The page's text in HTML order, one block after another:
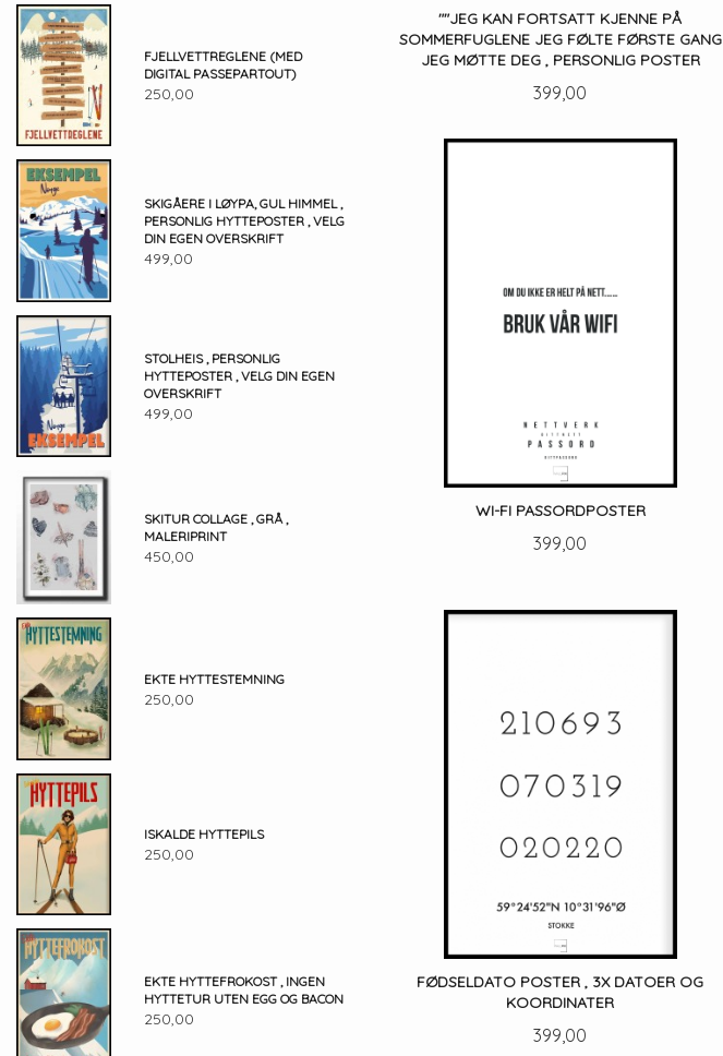
""JEG KAN FORTSATT KJENNE PÅ
SOMMERFUGLENE JEG FØLTE FØRSTE GANG
JEG MØTTE DEG , PERSONLIG POSTER
Pris
399,00
LES MER
WI-FI PASSORDPOSTER
Pris
399,00
LES MER
FØDSELDATO POSTER , 3X DATOER OG
KOORDINATER
Pris
399,00
FJELLVETTREGLENE (MED
DIGITAL PASSEPARTOUT)
250,00
SKIGÅERE I LØYPA, GUL HIMMEL ,
PERSONLIG HYTTEPOSTER , VELG
DIN EGEN OVERSKRIFT
499,00
STOLHEIS , PERSONLIG
HYTTEPOSTER , VELG DIN EGEN
OVERSKRIFT
499,00
SKITUR COLLAGE , GRÅ ,
MALERIPRINT
450,00
EKTE HYTTESTEMNING
250,00
ISKALDE HYTTEPILS
250,00
EKTE HYTTEFROKOST , INGEN
HYTTETUR UTEN EGG OG BACON
250,00